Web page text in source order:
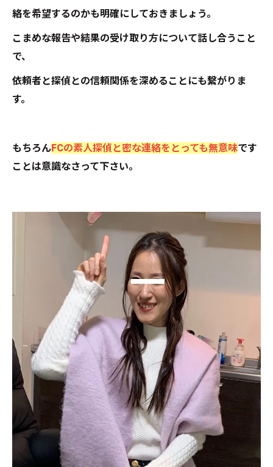
絡を希望するのかも明確にしておきましょう。
こまめな報告や結果の受け取り方について話し合うこと
で、
依頼者と探偵との信頼関係を深めることにも繋がりま
す。
もちろんFCの素人探偵と密な連絡をとっても無意味です
ことは意識なさって下さい。